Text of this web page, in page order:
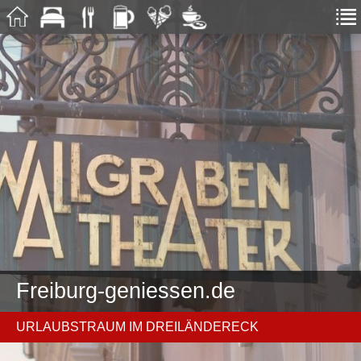
Freiburg-geniessen.de
URLAUBSTRAUM IM DREILÄNDERECK